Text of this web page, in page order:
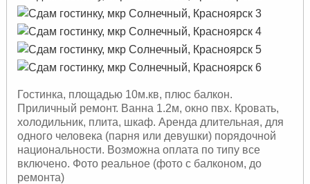
Гостинка, площадью 10м.кв, плюс балкон.
Приличный ремонт. Ванна 1.2м, окно пвх. Кровать,
холодильник, плита, шкаф. Аренда длительная, для
одного человека (парня или девушки) порядочной
национальности. Возможна оплата по типу все
включено. Фото реальное (фото с балконом, до
ремонта)